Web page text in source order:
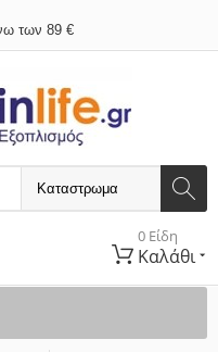
των 89 €
0 Είδη
Καλάθι